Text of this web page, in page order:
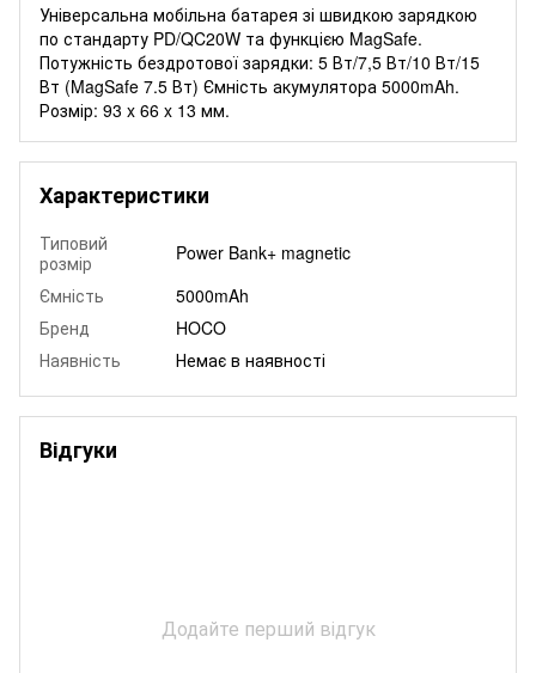
Універсальна мобільна батарея зі швидкою зарядкою
по стандарту PD/QC20W та функцією MagSafe.
Потужність бездротової зарядки: 5 Вт/7,5 Вт/10 Вт/15
Вт (MagSafe 7.5 Вт) Ємність акумулятора 5000mAh.
Розмір: 93 x 66 x 13 мм.
Характеристики
Типовий
розмір
Power Bank+ magnetic
Ємність
5000mAh
Бренд
HOCO
Наявність
Немає в наявності
Відгуки
Додайте перший відгук